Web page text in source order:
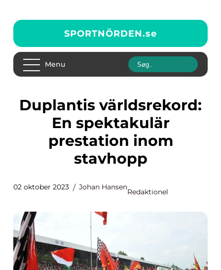
SPORTNÖRDEN.se
Menu
Duplantis världsrekord:
En spektakulär
prestation inom
stavhopp
02 oktober 2023 Johan Hansen
Redaktionel